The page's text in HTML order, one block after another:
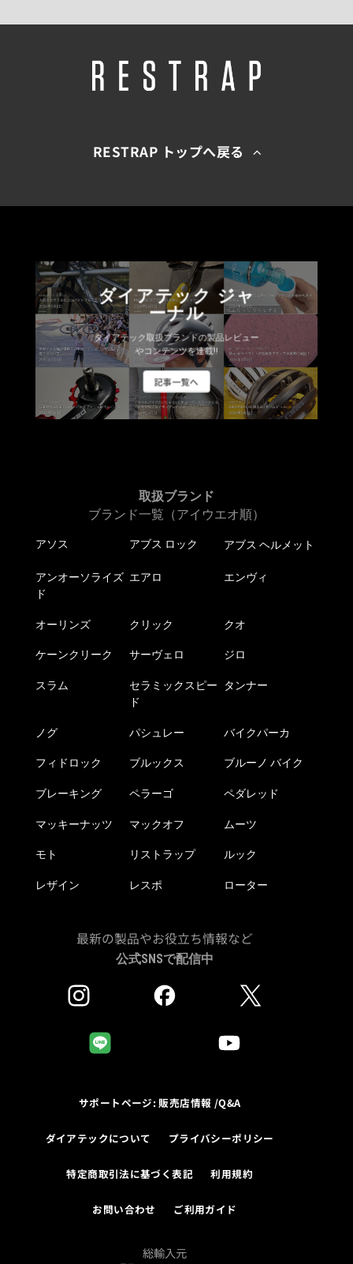
RESTRAP トップへ戻る
ダイアテック ジャ
ーナル
ダイアテック取扱ブランドの製品レビュー
やコンテンツを連載!!
記事一覧へ
取扱ブランド
ブランド一覧（アイウエオ順）
アソス アブス ロック アブス ヘルメット
アンオーソライズ
ド
エアロ エンヴィ
オーリンズ クリック クオ
ケーンクリーク サーヴェロ ジロ
スラム
セラミックスピー
ド
タンナー
ノグ パシュレー バイクパーカ
フィドロック ブルックス ブルーノ バイク
ブレーキング ペラーゴ ペダレッド
マッキーナッツ マックオフ ムーツ
モト リストラップ ルック
レザイン レスポ ローター
最新の製品やお役立ち情報など
公式SNSで配信中
サポートページ: 販売店情報 /Q&A
ダイアテックについて プライバシーポリシー
特定商取引法に基づく表記 利用規約
お問い合わせ ご利用ガイド
総輸入元